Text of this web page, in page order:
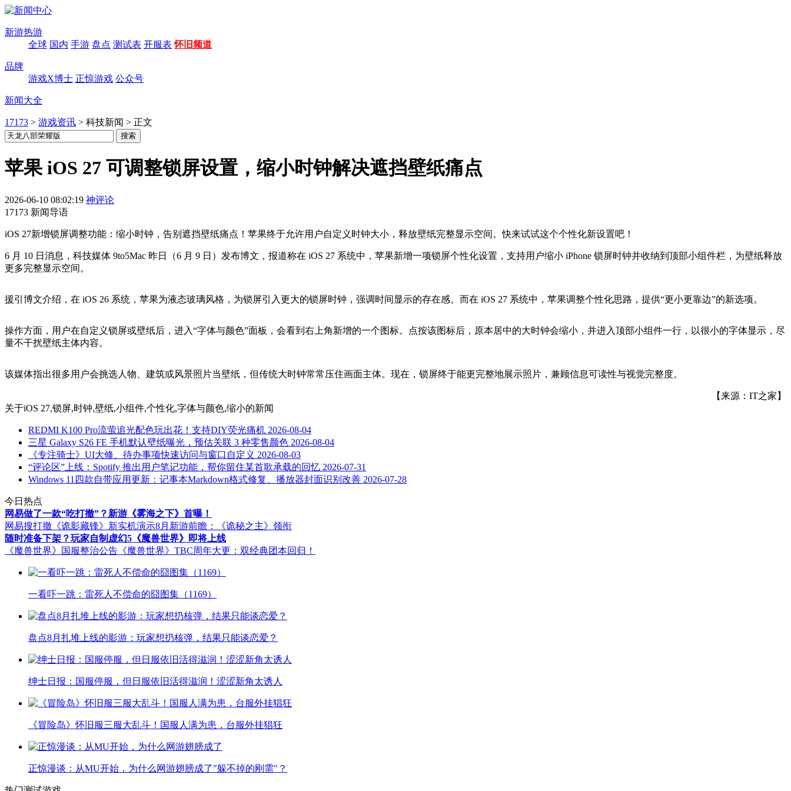
新游热游
全球 国内 手游 盘点 测试表 开服表 怀旧频道
品牌
游戏X博士 正惊游戏 公众号
新闻大全
17173 > 游戏资讯 > 科技新闻 > 正文
苹果 iOS 27 可调整锁屏设置，缩小时钟解决遮挡壁纸痛点
2026-06-10 08:02:19 神评论
17173 新闻导语
iOS 27新增锁屏调整功能：缩小时钟，告别遮挡壁纸痛点！苹果终于允许用户自定义时钟大小，释放壁纸完整显示空间。快来试试这个个性化新设置吧！
6 月 10 日消息，科技媒体 9to5Mac 昨日（6 月 9 日）发布博文，报道称在 iOS 27 系统中，苹果新增一项锁屏个性化设置，支持用户缩小 iPhone 锁屏时钟并收纳到顶部小组件栏，为壁纸释放
更多完整显示空间。
援引博文介绍，在 iOS 26 系统，苹果为液态玻璃风格，为锁屏引入更大的锁屏时钟，强调时间显示的存在感。而在 iOS 27 系统中，苹果调整个性化思路，提供“更小更靠边”的新选项。
操作方面，用户在自定义锁屏或壁纸后，进入“字体与颜色”面板，会看到右上角新增的一个图标。点按该图标后，原本居中的大时钟会缩小，并进入顶部小组件一行，以很小的字体显示，尽
量不干扰壁纸主体内容。
该媒体指出很多用户会挑选人物、建筑或风景照片当壁纸，但传统大时钟常常压住画面主体。现在，锁屏终于能更完整地展示照片，兼顾信息可读性与视觉完整度。
【来源：IT之家】
关于iOS 27,锁屏,时钟,壁纸,小组件,个性化,字体与颜色,缩小的新闻
REDMI K100 Pro流萤追光配色玩出花！支持DIY荧光痛机 2026-08-04
三星 Galaxy S26 FE 手机默认壁纸曝光，预估关联 3 种零售颜色 2026-08-04
《专注骑士》UI大修、待办事项快速访问与窗口自定义 2026-08-03
“评论区”上线：Spotify 推出用户笔记功能，帮你留住某首歌承载的回忆 2026-07-31
Windows 11四款自带应用更新：记事本Markdown格式修复、播放器封面识别改善 2026-07-28
今日热点
网易做了一款“吃打撤”？新游《雾海之下》首曝！
网易搜打撤《诡影藏锋》新实机演示8月新游前瞻：《诡秘之主》领衔
随时准备下架？玩家自制虚幻5《魔兽世界》即将上线
《魔兽世界》国服整治公告 《魔兽世界》TBC周年大更：双经典团本回归！
一看吓一跳：雷死人不偿命的囧图集（1169）
盘点8月扎堆上线的影游：玩家想扔核弹，结果只能谈恋爱？
绅士日报：国服停服，但日服依旧活得滋润！涩涩新角太诱人
《冒险岛》怀旧服三服大乱斗！国服人满为患，台服外挂猖狂
正惊漫谈：从MU开始，为什么网游翅膀成了"躲不掉的刚需"？